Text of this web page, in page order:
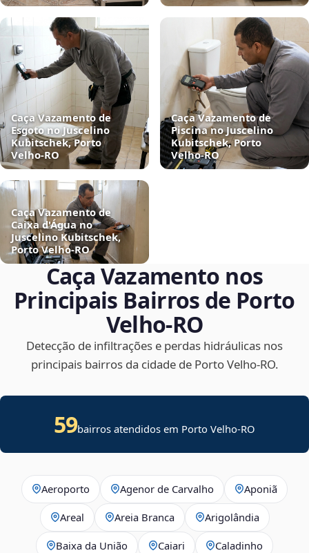
Caça Vazamento de
Esgoto no Juscelino
Kubitschek, Porto
Velho‑RO
Caça Vazamento de
Piscina no Juscelino
Kubitschek, Porto
Velho‑RO
Caça Vazamento de
Caixa d'Água no
Juscelino Kubitschek,
Porto Velho‑RO
Caça Vazamento nos
Principais Bairros de Porto
Velho‑RO
Detecção de infiltrações e perdas hidráulicas nos
principais bairros da cidade de Porto Velho‑RO.
59bairros atendidos em Porto Velho-RO
Aeroporto Agenor de Carvalho Aponiã
Areal Areia Branca Arigolândia
Baixa da União Caiari Caladinho